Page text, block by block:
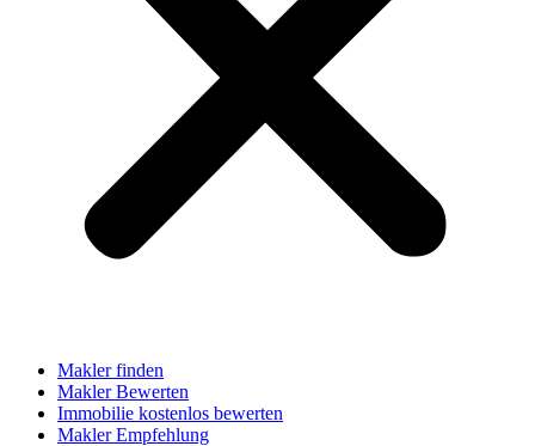
Makler finden
Makler Bewerten
Immobilie kostenlos bewerten
Makler Empfehlung